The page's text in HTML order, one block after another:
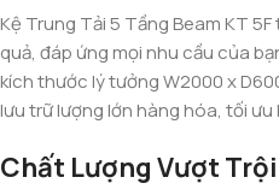
Kệ Trung Tải 5 Tầng Beam KT
quả, đáp ứng mọi nhu cầu của
kích thước lý tưởng W2000 x
lưu trữ lượng lớn hàng hóa, tối ưu
Chất Lượng Vượt Trội